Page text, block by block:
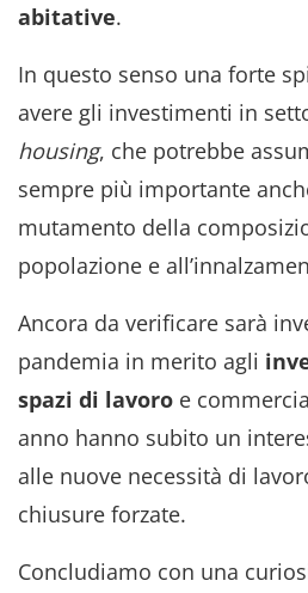
abitative.
In questo senso una forte
avere gli investimenti in
housing, che potrebbe
sempre più importante
mutamento della
popolazione e
Ancora da verificare sarà
pandemia in merito agli
spazi di lavoro e
anno hanno subito un
alle nuove necessità di
chiusure forzate.
Concludiamo con una